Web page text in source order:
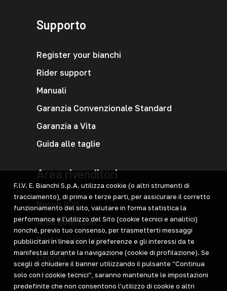
Supporto
Register your bianchi
Rider support
Manuali
Garanzia Convenzionale Standard
Garanzia a Vita
Guida alle taglie
Area rivenditori
Nuovo B2B
Area download
Dealer claim form
Cegnet
MyUniqo
F.I.V. E. Bianchi S.p.A. utilizza cookie (o altri strumenti di
tracciamento), di prima e terze parti, per assicurare il corretto
funzionamento del sito, valutare in forma statistica la
performance e l’utilizzo del Sito (cookie tecnici e analitici)
nonché, previo tuo consenso, per trasmetterti messaggi
pubblicitari in linea con le preferenze e gli interessi da te
manifestai durante la navigazione (cookie di profilazione). Se
scegli di chiudere il banner utilizzando il pulsante “Continua
solo con i cookie tecnici”, saranno mantenute le impostazioni
predefinite che non consentono l’utilizzo di cookie o altri